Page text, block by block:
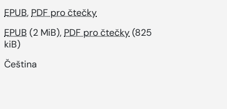
EPUB, PDF pro čtečky
EPUB (2 MiB), PDF pro čtečky(825
kiB)
Čeština